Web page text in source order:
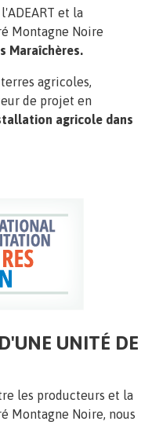
et la
Montagne Noire
Maraîchères.
agricoles,
de projet en
agricole dans
UNITÉ DE
les producteurs et la
Montagne Noire, nous